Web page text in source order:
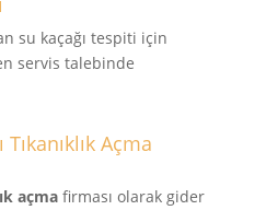
su kaçağı tespiti için
servis talebinde
Açma
açmafirması olarak gider